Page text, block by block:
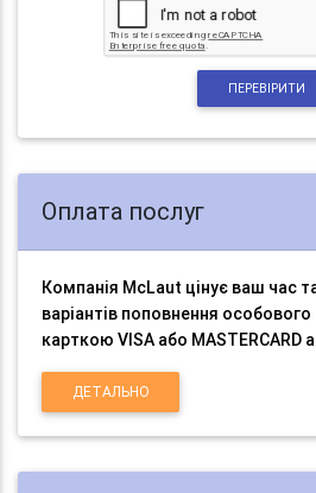
ПЕРЕВІРИТИ
Оплата послуг
Компанія McLaut цінує ваш час
варіантів поповнення
карткою VISA або MASTERCARD
ДЕТАЛЬНО